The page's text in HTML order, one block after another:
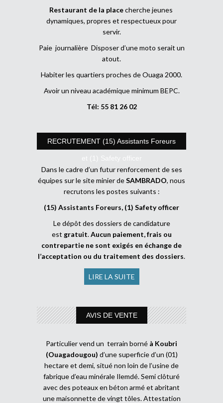
Restaurant de la placecherche jeunes
dynamiques, propres et respectueux pour
servir.
Paie journalière Disposer d’une moto serait un
atout.
Habiter les quartiers proches de Ouaga 2000.
Avoir un niveau académique minimum BEPC.
Tél: 55 81 26 02
RECRUTEMENT (15) Assistants Foreurs
et (1) Safety officer
Dans le cadre d’un futur renforcement de ses
équipes sur le site minier deSAMBRADO, nous
recrutons les postes suivants :
(15) Assistants Foreurs, (1) Safety officer
Le dépôt des dossiers de candidature
est gratuit.Aucun paiement, frais ou
contrepartie ne sont exigés en échange de
l’acceptation ou du traitement des dossiers.
LIRE LA SUITE
AVIS DE VENTE
Particulier vend un terrain borné à Koubri
(Ouagadougou) d’une superficie d’un (01)
hectare et demi, situé non loin de l’usine de
fabrique d’eau minérale Ilemdé. Semi clôturé
avec des poteaux en béton armé et abritant
une maisonnette de vingt tôles. Attestation